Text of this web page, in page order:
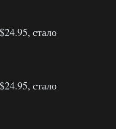
стало
стало